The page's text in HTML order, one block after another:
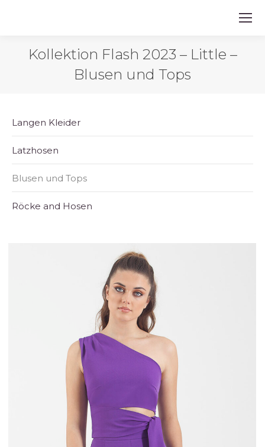
Kollektion Flash 2023 – Little –
Blusen und Tops
Langen Kleider
Latzhosen
Blusen und Tops
Röcke and Hosen